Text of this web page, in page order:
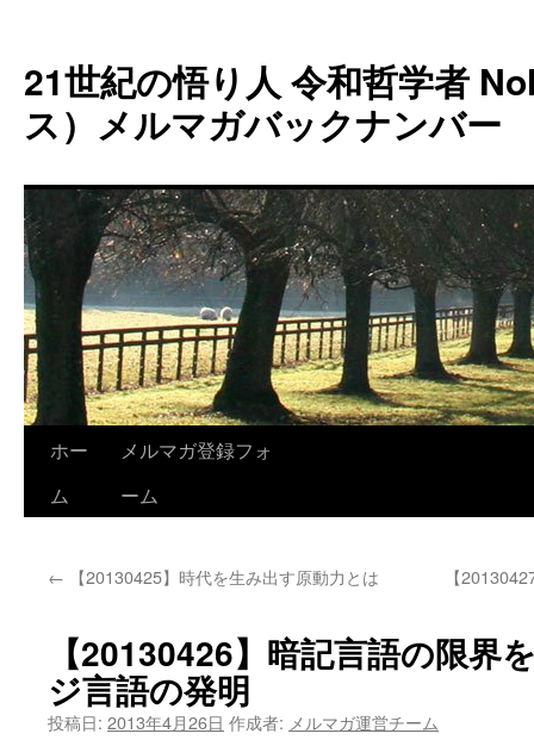
テ
ン
ツ
へ
キ
ッ
プ
21世紀の悟り人 令和哲学者
ス）メルマガバックナンバー
ホー
ム
メルマガ登録フォ
ーム
← 【20130425】時代を生み出す原動力とは 【
【20130426】暗記言語の限界
ジ言語の発明
投稿日: 2013年4月26日 作成者: メルマガ運営チーム